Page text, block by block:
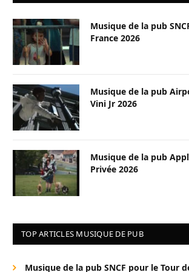
Musique de la pub
France 2026
Musique de la pub
Vini Jr 2026
Musique de la pub
Privée 2026
TOP ARTICLES MUSIQUE DE PUB
Musique de la pub SNCF pour le Tour